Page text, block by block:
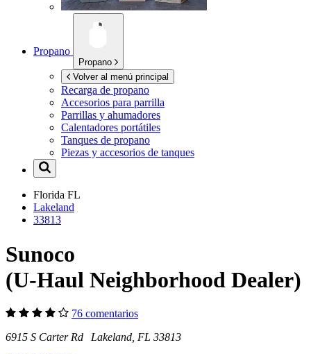
Propano
Propano
Volver al menú principal
Recarga de propano
Accesorios para parrilla
Parrillas y ahumadores
Calentadores portátiles
Tanques de propano
Piezas y accesorios de tanques
Florida FL
Lakeland
33813
Sunoco
(U-Haul Neighborhood Dealer)
76 comentarios
6915 S Carter Rd Lakeland, FL 33813